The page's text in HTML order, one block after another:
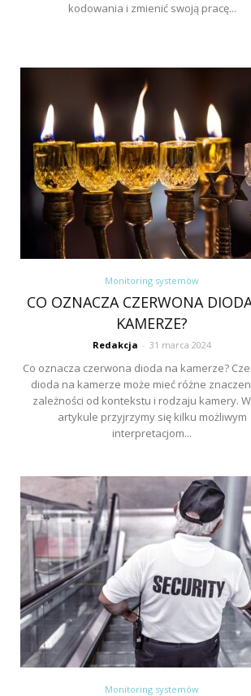
kodowania i zmienić swoją pracę...
Monitoring systemów
CO OZNACZA CZERWONA
KAMERZE?
Redakcja - 31 marca 2024
Co oznacza czerwona dioda na kamerze?
dioda na kamerze może mieć różne
zależności od kontekstu i rodzaju kamery.
artykule przyjrzymy się kilku możliwym
interpretacjom...
Monitoring systemów